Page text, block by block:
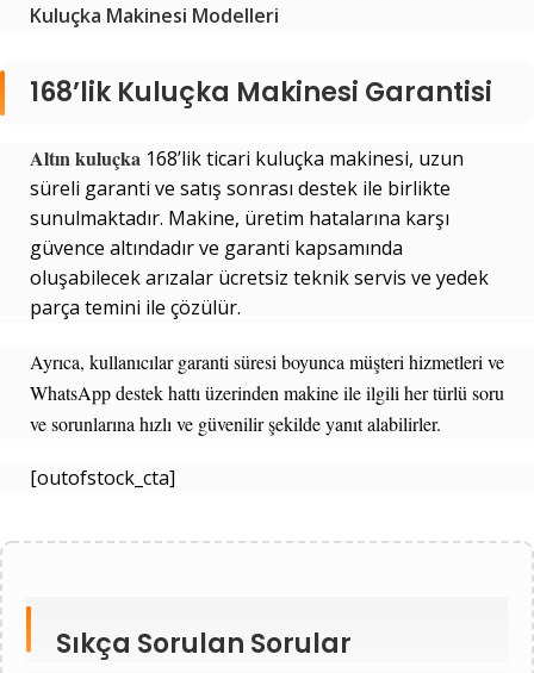
Kuluçka Makinesi Modelleri
168’lik Kuluçka Makinesi Garantisi
Altın kuluçka 168’lik ticari kuluçka makinesi, uzun
süreli garanti ve satış sonrası destek ile birlikte
sunulmaktadır. Makine, üretim hatalarına karşı
güvence altındadır ve garanti kapsamında
oluşabilecek arızalar ücretsiz teknik servis ve yedek
parça temini ile çözülür.
Ayrıca, kullanıcılar garanti süresi boyunca müşteri hizmetleri ve
WhatsApp destek hattı üzerinden makine ile ilgili her türlü soru
ve sorunlarına hızlı ve güvenilir şekilde yanıt alabilirler.
[outofstock_cta]
Sıkça Sorulan Sorular